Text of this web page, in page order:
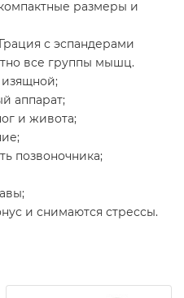
размеры и
с эспандерами
все группы мышц.
изящной;
аппарат;
и живота;
позвоночника;
и снимаются стрессы.